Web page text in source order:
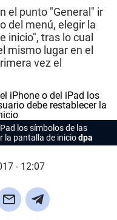
el punto "General" ir
del menú, elegir la
inicio", tras lo cual
mismo lugar en el
vez el
los símbolos de las
la pantalla de iniciodpa
- 12:07